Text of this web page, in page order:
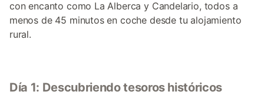
con encanto como La Alberca y Candelario, todos a
menos de 45 minutos en coche desde tu alojamiento
rural.
Día 1: Descubriendo tesoros históricos